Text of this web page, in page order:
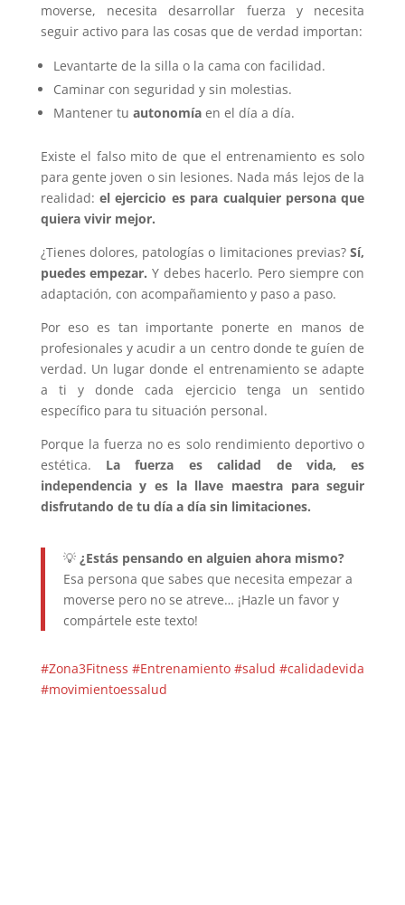
moverse, necesita desarrollar fuerza y necesita
seguir activo para las cosas que de verdad importan:
Levantarte de la silla o la cama con facilidad.
Caminar con seguridad y sin molestias.
Mantener tu autonomíaen el día a día.
Existe el falso mito de que el entrenamiento es solo
para gente joven o sin lesiones. Nada más lejos de la
realidad:el ejercicio es para cualquier persona que
quiera vivir mejor.
¿Tienes dolores, patologías o limitaciones previas?Sí,
puedes empezar. Y debes hacerlo. Pero siempre con
adaptación, con acompañamiento y paso a paso.
Por eso es tan importante ponerte en manos de
profesionales y acudir a un centro donde te guíen de
verdad. Un lugar donde el entrenamiento se adapte
a ti y donde cada ejercicio tenga un sentido
específico para tu situación personal.
Porque la fuerza no es solo rendimiento deportivo o
estética. La fuerza es calidad de vida, es
independencia y es la llave maestra para seguir
disfrutando de tu día a día sin limitaciones.
💡 ¿Estás pensando en alguien ahora mismo?
Esa persona que sabes que necesita empezar a
moverse pero no se atreve… ¡Hazle un favor y
compártele este texto!
#Zona3Fitness #Entrenamiento #salud #calidadevida
#movimientoessalud